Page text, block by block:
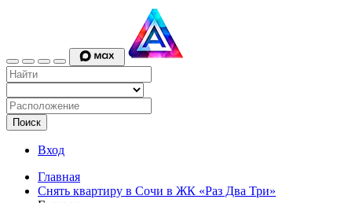
Поиск
Вход
Главная
Снять квартиру в Сочи в ЖК «Раз Два Три»